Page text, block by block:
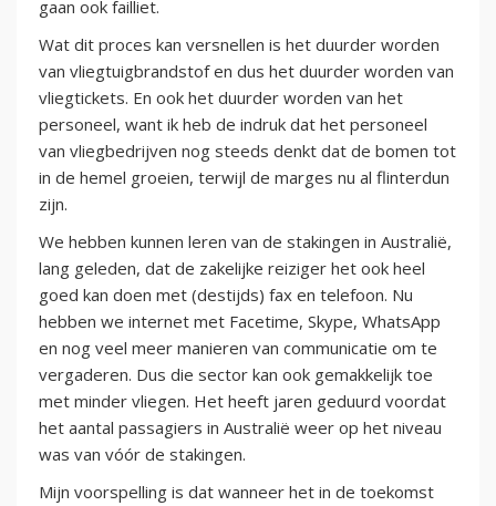
gaan ook failliet.
Wat dit proces kan versnellen is het duurder worden
van vliegtuigbrandstof en dus het duurder worden van
vliegtickets. En ook het duurder worden van het
personeel, want ik heb de indruk dat het personeel
van vliegbedrijven nog steeds denkt dat de bomen tot
in de hemel groeien, terwijl de marges nu al flinterdun
zijn.
We hebben kunnen leren van de stakingen in Australië,
lang geleden, dat de zakelijke reiziger het ook heel
goed kan doen met (destijds) fax en telefoon. Nu
hebben we internet met Facetime, Skype, WhatsApp
en nog veel meer manieren van communicatie om te
vergaderen. Dus die sector kan ook gemakkelijk toe
met minder vliegen. Het heeft jaren geduurd voordat
het aantal passagiers in Australië weer op het niveau
was van vóór de stakingen.
Mijn voorspelling is dat wanneer het in de toekomst